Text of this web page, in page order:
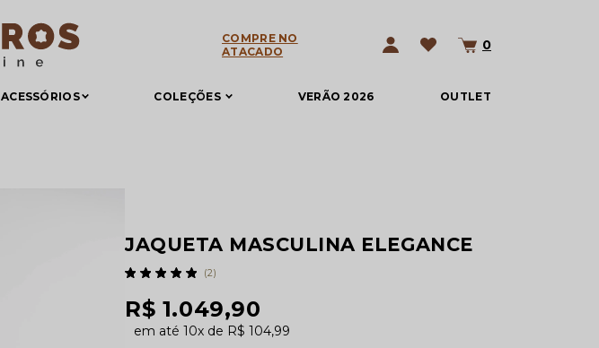
COMPRE NO
ATACADO
0
ACESSÓRIOS COLEÇÕES VERÃO 2026 OUTLET
JAQUETA MASCULINA ELEGANCE
(2)
R$ 1.049,90
10x R$ 104,99